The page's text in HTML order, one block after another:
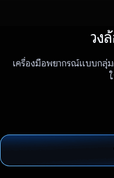
วง
เครื่องมือพยากรณ์แบบกลุ่ม